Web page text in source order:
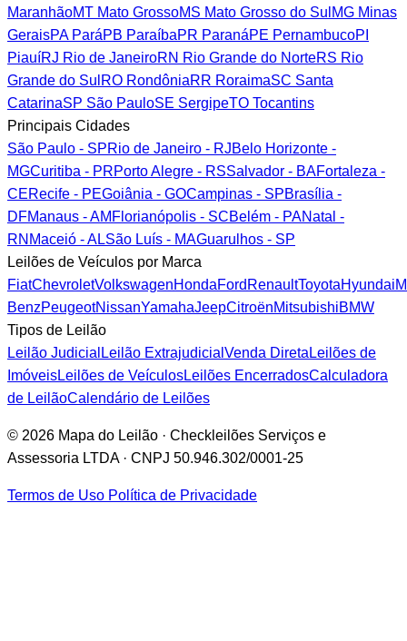
MaranhãoMT Mato GrossoMS Mato Grosso do Sul MG Minas
GeraisPAParáPB ParaíbaPR ParanáPE PernambucoPI
PiauíRJ Rio de JaneiroRN Rio Grande do NorteRS Rio
Grande do Sul RO RondôniaRR RoraimaSC Santa
CatarinaSP São PauloSE SergipeTO Tocantins
Principais Cidades
São Paulo - SPRio de Janeiro - RJBelo Horizonte -
MGCuritiba - PRPorto Alegre - RSSalvador - BAFortaleza -
CERecife - PEGoiânia - GOCampinas - SPBrasília -
DFManaus - AM Florianópolis - SCBelém - PANatal -
RN Maceió - ALSão Luís - MAGuarulhos - SP
Leilões de Veículos por Marca
FiatChevroletVolkswagenHondaFord RenaultToyotaHyundai
BenzPeugeotNissanYamahaJeepCitroënMitsubishiBMW
Tipos de Leilão
Leilão Judicial Leilão Extrajudicial Venda Direta Leilões de
ImóveisLeilões de VeículosLeilões EncerradosCalculadora
de LeilãoCalendário de Leilões
© 2026 Mapa do Leilão · Checkleilões Serviços e
Assessoria LTDA · CNPJ 50.946.302/0001-25
Termos de Uso Política de Privacidade